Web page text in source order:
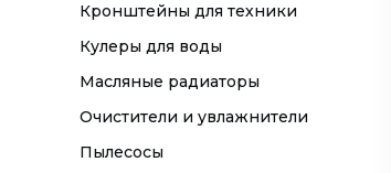
Кронштейны для техники
Кулеры для воды
Масляные радиаторы
Очистители и увлажнители
Пылесосы